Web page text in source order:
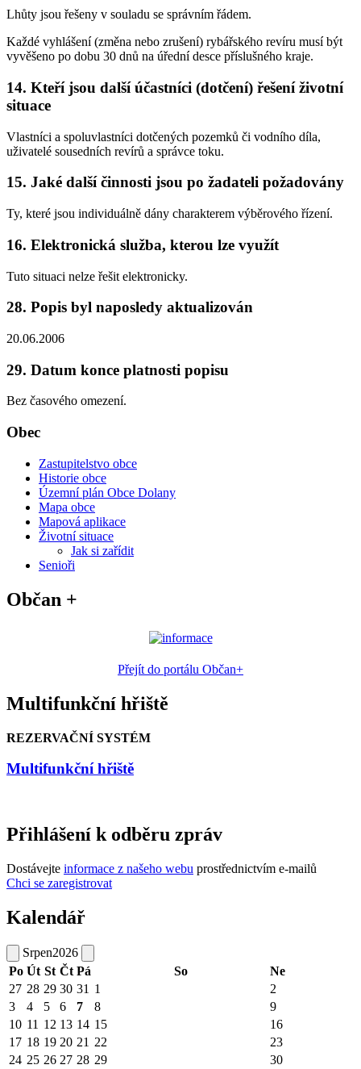
Lhůty jsou řešeny v souladu se správním řádem.
Každé vyhlášení (změna nebo zrušení) rybářského revíru musí být
vyvěšeno po dobu 30 dnů na úřední desce příslušného kraje.
14. Kteří jsou další účastníci (dotčení) řešení životní
situace
Vlastníci a spoluvlastníci dotčených pozemků či vodního díla,
uživatelé sousedních revírů a správce toku.
15. Jaké další činnosti jsou po žadateli požadovány
Ty, které jsou individuálně dány charakterem výběrového řízení.
16. Elektronická služba, kterou lze využít
Tuto situaci nelze řešit elektronicky.
28. Popis byl naposledy aktualizován
20.06.2006
29. Datum konce platnosti popisu
Bez časového omezení.
Obec
Zastupitelstvo obce
Historie obce
Územní plán Obce Dolany
Mapa obce
Mapová aplikace
Životní situace
Jak si zařídit
Senioři
Občan +
Přejít do portálu Občan+
Multifunkční hřiště
REZERVAČNÍ SYSTÉM
Multifunkční hřiště
Přihlášení k odběru zpráv
Dostávejte informace z našeho webu prostřednictvím e-mailů
Chci se zaregistrovat
Kalendář
Srpen2026
Po Út St Čt Pá So
Ne
27 28 29 30 31 1
2
3
4 5 6 7 8
9
10 11 12 13 14 15
16
17 18 19 20 21 22
23
24 25 26 27 28 29 30